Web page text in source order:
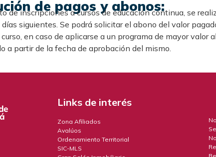
de pagos y abonos:
de inscripciones a cursos de educación continua, se
siguientes. Se podrá solicitar el abono del valor
en caso de aplicarse a un programa de mayor
a partir de la fecha de aprobación del mismo.
Links de interés
Zona Afiliados
Avalúos
Ordenamiento Territorial
SIC-MLS